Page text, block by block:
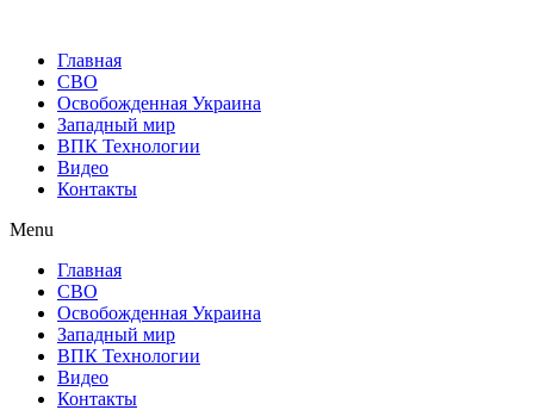
Главная
СВО
Освобожденная Украина
Западный мир
ВПК Технологии
Видео
Контакты
Menu
Главная
СВО
Освобожденная Украина
Западный мир
ВПК Технологии
Видео
Контакты